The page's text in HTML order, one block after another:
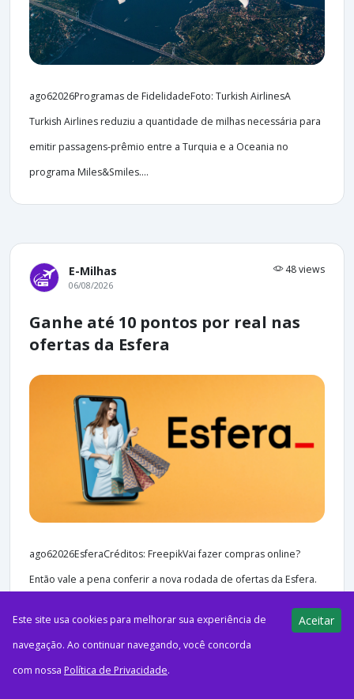
ago62026Programas de FidelidadeFoto: Turkish AirlinesA
Turkish Airlines reduziu a quantidade de milhas necessária para
emitir passagens-prêmio entre a Turquia e a Oceania no
programa Miles&Smiles....
E-Milhas 48 views
06/08/2026
Ganhe até 10 pontos por real nas
ofertas da Esfera
ago62026EsferaCréditos: FreepikVai fazer compras online?
Então vale a pena conferir a nova rodada de ofertas da Esfera.
Este site usa cookies para melhorar sua experiência de
navegação. Ao continuar navegando, você concorda
com nossa Política de Privacidade.
Aceitar